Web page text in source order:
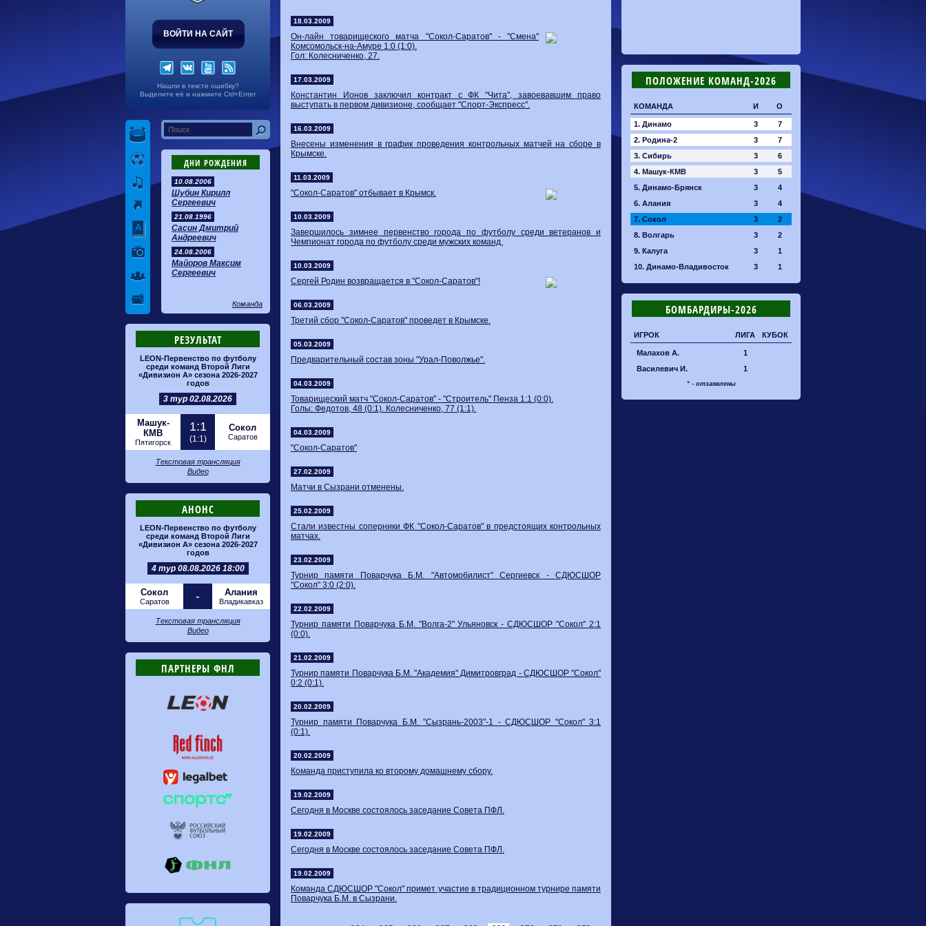
ВОЙТИ НА САЙТ
Нашли в тексте ошибку?
Выделите её и нажмите Ctrl+Enter
ДНИ РОЖДЕНИЯ
10.08.2006
Шубин Кирилл
Сергеевич
21.08.1996
Сасин Дмитрий
Андреевич
24.08.2006
Майоров Максим
Сергеевич
Команда
РЕЗУЛЬТАТ
LEON-Первенство по футболу
среди команд Второй Лиги
«Дивизион А» сезона 2026-2027
годов
3 тур 02.08.2026
Машук-
КМВ
Пятигорск
1:1
(1:1)
Сокол
Саратов
Текстовая трансляция
Видео
АНОНС
LEON-Первенство по футболу
среди команд Второй Лиги
«Дивизион А» сезона 2026-2027
годов
4 тур 08.08.2026 18:00
Сокол
Саратов - Алания
Владикавказ
Текстовая трансляция
Видео
ПАРТНЕРЫ ФНЛ
18.03.2009
Он-лайн товарищеского матча "Сокол-Саратов" - "Смена"
Комсомольск-на-Амуре 1:0 (1:0).
Гол: Колесниченко, 27.
17.03.2009
Константин Ионов заключил контракт с ФК "Чита", завоевавшим право
выступать в первом дивизионе, сообщает "Спорт-Экспресс".
16.03.2009
Внесены изменения в график проведения контрольных матчей на сборе в
Крымске.
11.03.2009
"Сокол-Саратов" отбывает в Крымск.
10.03.2009
Завершилось зимнее первенство города по футболу среди ветеранов и
Чемпионат города по футболу среди мужских команд.
10.03.2009
Сергей Родин возвращается в "Сокол-Саратов"!
06.03.2009
Третий сбор "Сокол-Саратов" проведет в Крымске.
05.03.2009
Предварительный состав зоны "Урал-Поволжье".
04.03.2009
Товарищеский матч "Сокол-Саратов" - "Строитель" Пенза 1:1 (0:0).
Голы: Федотов, 48 (0:1). Колесниченко, 77 (1:1).
04.03.2009
"Сокол-Саратов"
27.02.2009
Матчи в Сызрани отменены.
25.02.2009
Стали известны соперники ФК "Сокол-Саратов" в предстоящих контрольных
матчах.
23.02.2009
Турнир памяти Поварчука Б.М. "Автомобилист" Сергиевск - СДЮСШОР
"Сокол" 3:0 (2:0).
22.02.2009
Турнир памяти Поварчука Б.М. "Волга-2" Ульяновск - СДЮСШОР "Сокол" 2:1
(0:0).
21.02.2009
Турнир памяти Поварчука Б.М. "Академия" Димитровград - СДЮСШОР "Сокол"
0:2 (0:1).
20.02.2009
Турнир памяти Поварчука Б.М. "Сызрань-2003"-1 - СДЮСШОР "Сокол" 3:1
(0:1).
20.02.2009
Команда приступила ко второму домашнему сбору.
19.02.2009
Сегодня в Москве состоялось заседание Совета ПФЛ.
19.02.2009
Сегодня в Москве состоялось заседание Совета ПФЛ.
19.02.2009
Команда СДЮСШОР "Сокол" примет участие в традиционном турнире памяти
Поварчука Б.М. в Сызрани.
ПОЛОЖЕНИЕ КОМАНД-2026
КОМАНДА И О
1. Динамо 3
7
2. Родина-2
3
7
3. Сибирь
3
6
4. Машук-КМВ
3
5
5. Динамо-Брянск
3
4
6. Алания
3
4
7. Сокол
3
2
8. Волгарь
3
2
9. Калуга
3
1
10. Динамо-Владивосток
3 1
БОМБАРДИРЫ-2026
ИГРОК ЛИГА КУБОК
Малахов А.
1
Василевич И.
1
* - отзаявлены